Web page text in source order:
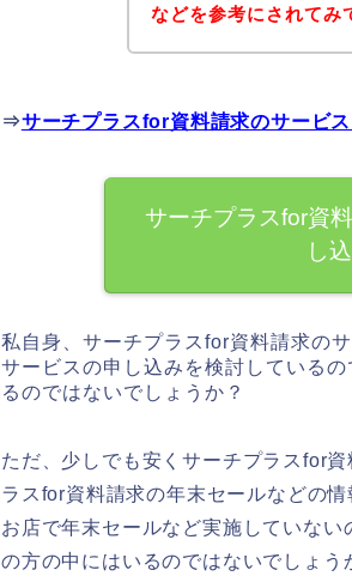
などを参考にされてみ
⇒サーチプラスfor資料請求のサービ
サーチプラスfor資
し
私自身、サーチプラスfor資料請求の
サービスの申し込みを検討している
るのではないでしょうか？
ただ、少しでも安くサーチプラスfor
ラスfor資料請求の年末セールなどの
お店で年末セールなど実施していな
の方の中にはいるのではないでしょう